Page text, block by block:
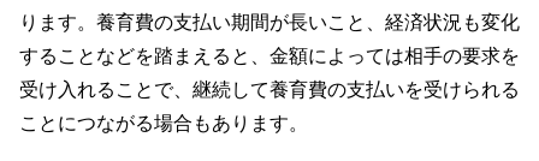
ります。養育費の支払い期間が長いこと、経済状況も変化
することなどを踏まえると、金額によっては相手の要求を
受け入れることで、継続して養育費の支払いを受けられる
ことにつながる場合もあります。